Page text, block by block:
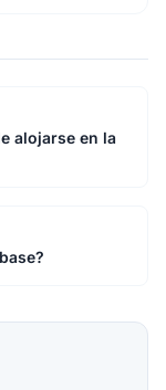
alojarse en la